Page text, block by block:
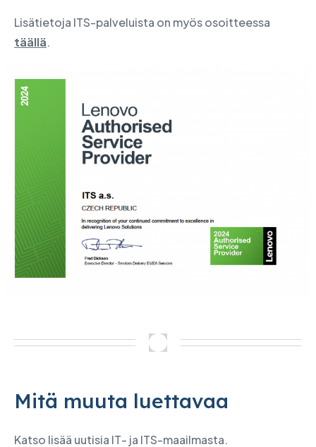
Lisätietoja ITS-palveluista on myös osoitteessa
täällä.
Mitä muuta luettavaa
Katso lisää uutisia IT- ja ITS-maailmasta.